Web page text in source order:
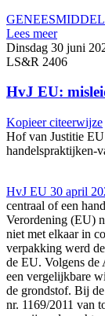
GENEESMIDDEL
Lees meer
Dinsdag 30 juni
LS&R 2406
HvJ EU:
Kopieer citeerwijze
Hof van Justitie
handelspraktijken-
HvJ EU 30 april
centraal of een
Verordening (EU)
niet met elkaar in
verpakking werd
de EU. Volgens de
een vergelijkbare
de grondstof. Bij
nr. 1169/2011 van